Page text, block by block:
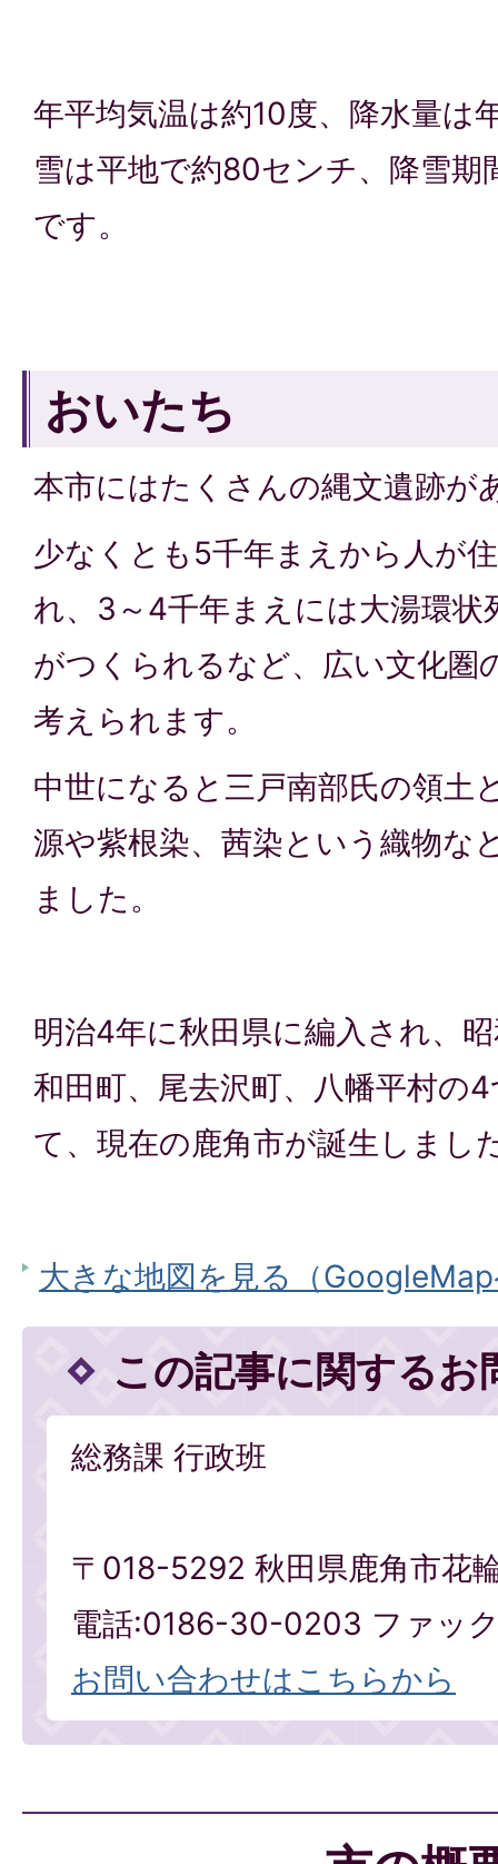
年平均気温は約10度、降水量は
雪は平地で約80センチ、降雪期
です。
おいたち
本市にはたくさんの縄文遺跡が
少なくとも5千年まえから人が
れ、3～4千年まえには大湯環状
がつくられるなど、広い文化圏
考えられます。
中世になると三戸南部氏の領土
源や紫根染、茜染という織物な
ました。
明治4年に秋田県に編入され、
和田町、尾去沢町、八幡平村の
て、現在の鹿角市が誕生しまし
大きな地図を見る（
この記事に関するお
総務課 行政班
〒018-5292 秋田県鹿角市花
電話:0186-30-0203 ファッ
お問い合わせはこちらから